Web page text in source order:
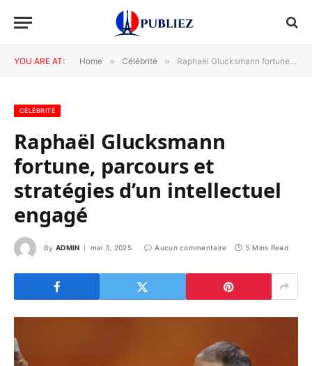
YOU ARE AT: Home » Célébrité » Raphaël Glucksmann fortune, parcours et stratégies d’un intellectuel engagé
CÉLÉBRITÉ
Raphaël Glucksmann
fortune, parcours et
stratégies d’un intellectuel
engagé
By ADMIN mai 3, 2025 Aucun commentaire 5 Mins Read